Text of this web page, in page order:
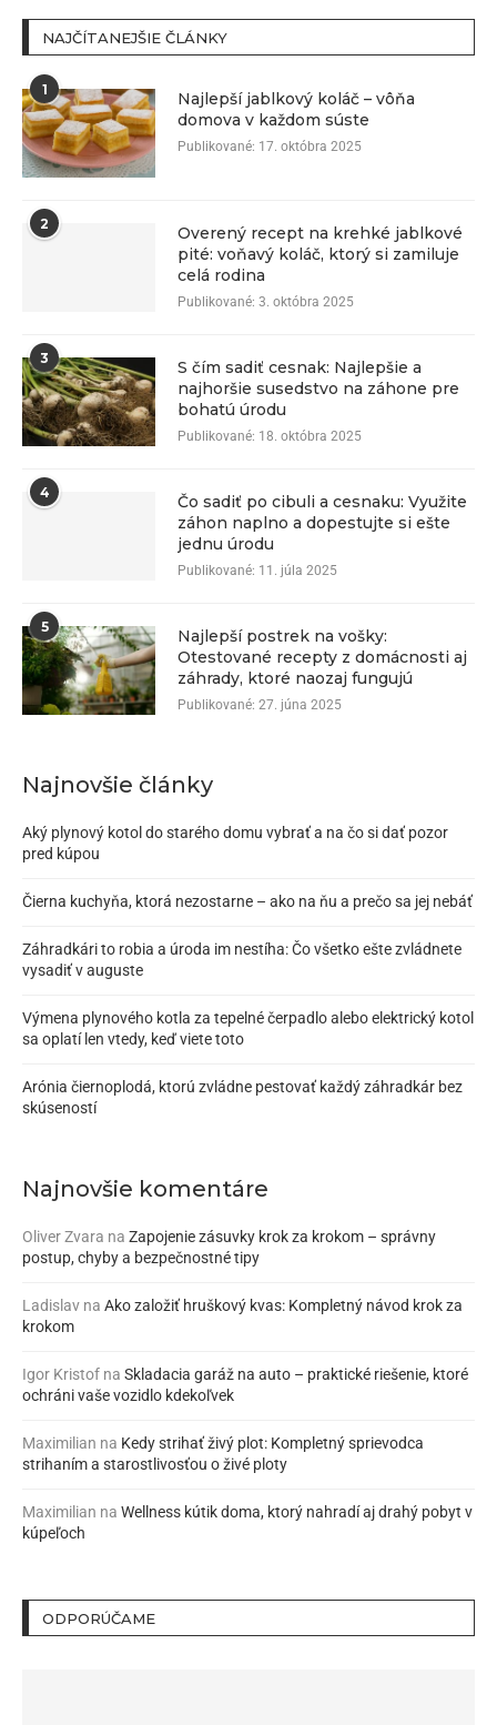
NAJČÍTANEJŠIE ČLÁNKY
1
Najlepší jablkový koláč – vôňa
domova v každom súste
Publikované: 17. októbra 2025
2
Overený recept na krehké jablkové
pité: voňavý koláč, ktorý si zamiluje
celá rodina
Publikované: 3. októbra 2025
3
S čím sadiť cesnak: Najlepšie a
najhoršie susedstvo na záhone pre
bohatú úrodu
Publikované: 18. októbra 2025
4
Čo sadiť po cibuli a cesnaku: Využite
záhon naplno a dopestujte si ešte
jednu úrodu
Publikované: 11. júla 2025
5
Najlepší postrek na vošky:
Otestované recepty z domácnosti aj
záhrady, ktoré naozaj fungujú
Publikované: 27. júna 2025
Najnovšie články
Aký plynový kotol do starého domu vybrať a na čo si dať pozor
pred kúpou
Čierna kuchyňa, ktorá nezostarne – ako na ňu a prečo sa jej nebáť
Záhradkári to robia a úroda im nestíha: Čo všetko ešte zvládnete
vysadiť v auguste
Výmena plynového kotla za tepelné čerpadlo alebo elektrický kotol
sa oplatí len vtedy, keď viete toto
Arónia čiernoplodá, ktorú zvládne pestovať každý záhradkár bez
skúseností
Najnovšie komentáre
Oliver Zvara na Zapojenie zásuvky krok za krokom – správny
postup, chyby a bezpečnostné tipy
Ladislav na Ako založiť hruškový kvas: Kompletný návod krok za
krokom
Igor Kristof na Skladacia garáž na auto – praktické riešenie, ktoré
ochráni vaše vozidlo kdekoľvek
Maximilian na Kedy strihať živý plot: Kompletný sprievodca
strihaním a starostlivosťou o živé ploty
Maximilian na Wellness kútik doma, ktorý nahradí aj drahý pobyt v
kúpeľoch
ODPORÚČAME